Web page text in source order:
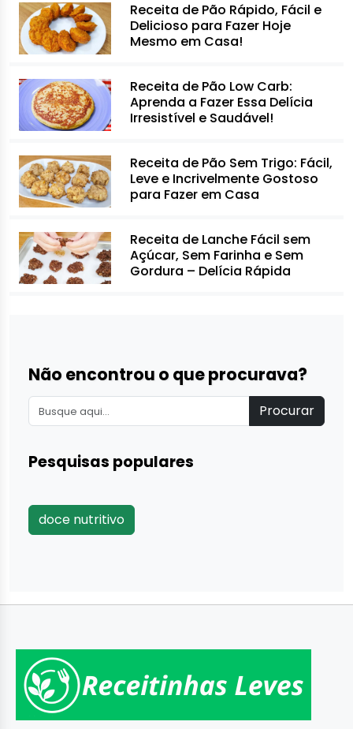
Receita de Pão Rápido, Fácil e
Delicioso para Fazer Hoje
Mesmo em Casa!
Receita de Pão Low Carb:
Aprenda a Fazer Essa Delícia
Irresistível e Saudável!
Receita de Pão Sem Trigo: Fácil,
Leve e Incrivelmente Gostoso
para Fazer em Casa
Receita de Lanche Fácil sem
Açúcar, Sem Farinha e Sem
Gordura – Delícia Rápida
Não encontrou o que procurava?
Procurar
Pesquisas populares
doce nutritivo